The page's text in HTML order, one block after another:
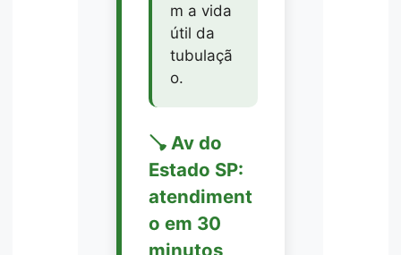
m a vida
útil da
tubulaçã
o.
🪠 Av do
Estado SP:
atendiment
o em 30
minutos